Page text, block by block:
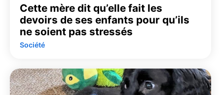
Cette mère dit qu’elle fait les
devoirs de ses enfants pour qu’ils
ne soient pas stressés
Société